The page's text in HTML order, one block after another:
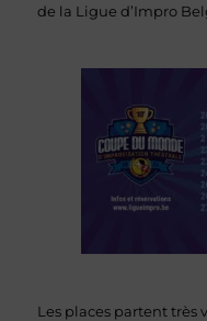
de la Ligue d’Impro
Les places partent très